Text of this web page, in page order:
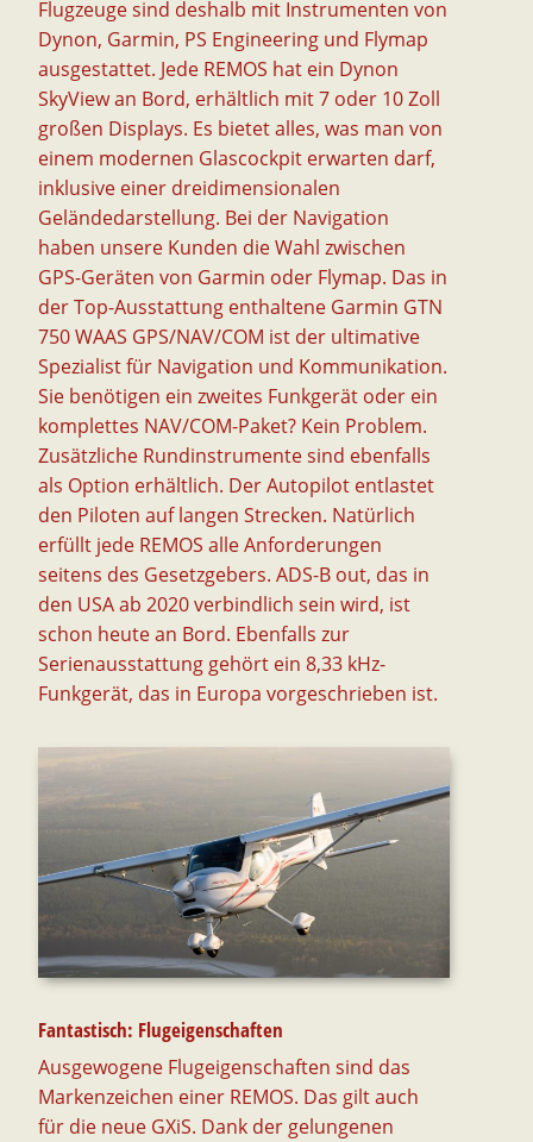
Flugzeuge sind deshalb mit Instrumenten von
Dynon, Garmin, PS Engineering und Flymap
ausgestattet. Jede REMOS hat ein Dynon
SkyView an Bord, erhältlich mit 7 oder 10 Zoll
großen Displays. Es bietet alles, was man von
einem modernen Glascockpit erwarten darf,
inklusive einer dreidimensionalen
Geländedarstellung. Bei der Navigation
haben unsere Kunden die Wahl zwischen
GPS-Geräten von Garmin oder Flymap. Das in
der Top-Ausstattung enthaltene Garmin GTN
750 WAAS GPS/NAV/COM ist der ultimative
Spezialist für Navigation und Kommunikation.
Sie benötigen ein zweites Funkgerät oder ein
komplettes NAV/COM-Paket? Kein Problem.
Zusätzliche Rundinstrumente sind ebenfalls
als Option erhältlich. Der Autopilot entlastet
den Piloten auf langen Strecken. Natürlich
erfüllt jede REMOS alle Anforderungen
seitens des Gesetzgebers. ADS-B out, das in
den USA ab 2020 verbindlich sein wird, ist
schon heute an Bord. Ebenfalls zur
Serienausstattung gehört ein 8,33 kHz-
Funkgerät, das in Europa vorgeschrieben ist.
Fantastisch: Flugeigenschaften
Ausgewogene Flugeigenschaften sind das
Markenzeichen einer REMOS. Das gilt auch
für die neue GXiS. Dank der gelungenen